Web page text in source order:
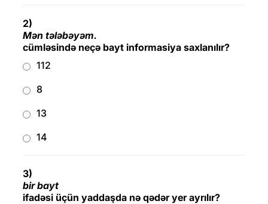
2)
Mən tələbəyəm.
cümləsində neçə bayt informasiya saxlanılır?
112
8
13
14
3)
bir bayt
ifadəsi üçün yaddaşda nə qədər yer ayrılır?